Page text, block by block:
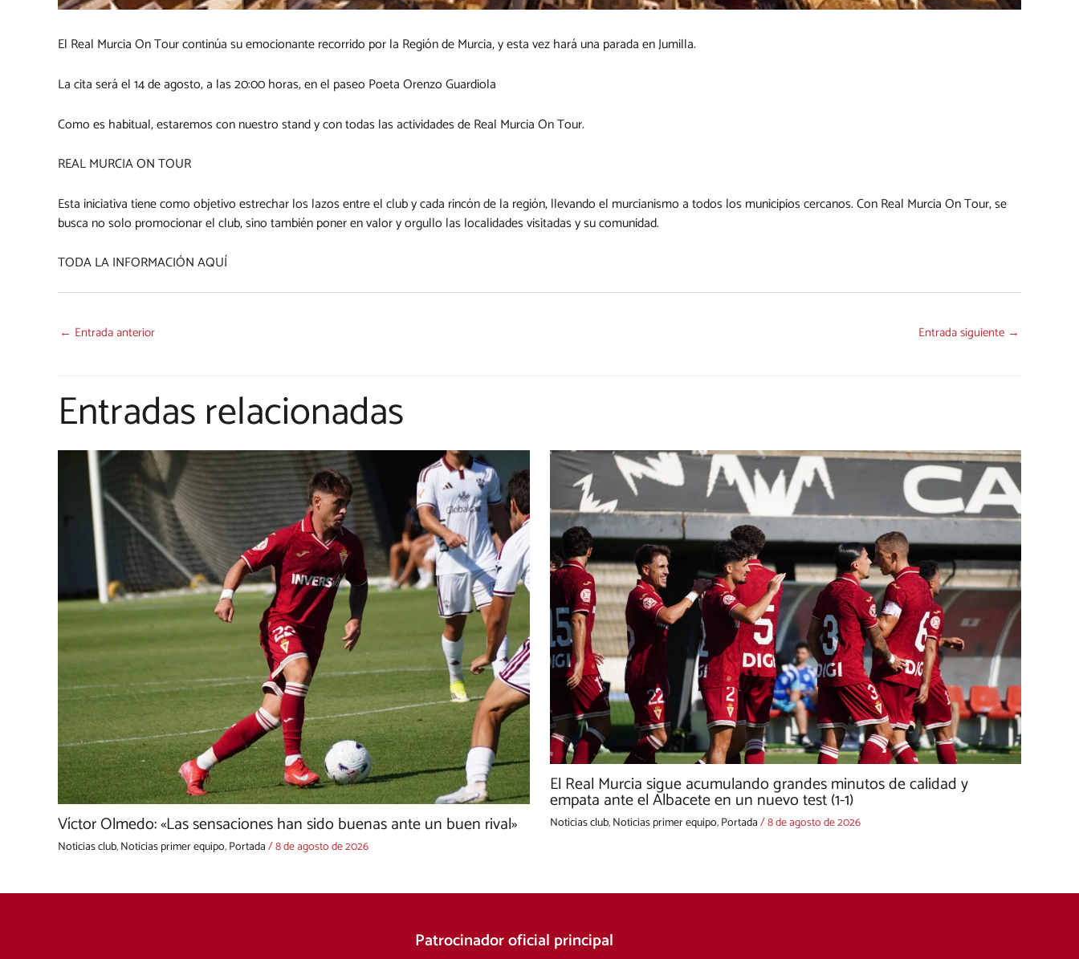
El Real Murcia On Tour continúa su emocionante recorrido por la Región de Murcia, y esta vez hará una parada en Jumilla.
La cita será el 14 de agosto, a las 20:00 horas, en el paseo Poeta Orenzo Guardiola
Como es habitual, estaremos con nuestro stand y con todas las actividades de Real Murcia On Tour.
REAL MURCIA ON TOUR
Esta iniciativa tiene como objetivo estrechar los lazos entre el club y cada rincón de la región, llevando el murcianismo a todos los municipios cercanos. Con Real Murcia On Tour, se
busca no solo promocionar el club, sino también poner en valor y orgullo las localidades visitadas y su comunidad.
TODA LA INFORMACIÓN AQUÍ
← Entrada anterior Entrada siguiente →
Entradas relacionadas
Víctor Olmedo: «Las sensaciones han sido buenas ante un buen rival»
Noticias club,Noticias primer equipo,Portada/8 de agosto de 2026
El Real Murcia sigue acumulando grandes minutos de calidad y
empata ante el Albacete en un nuevo test (1-1)
Noticias club,Noticias primer equipo,Portada/8 de agosto de 2026
Patrocinador oficial principal